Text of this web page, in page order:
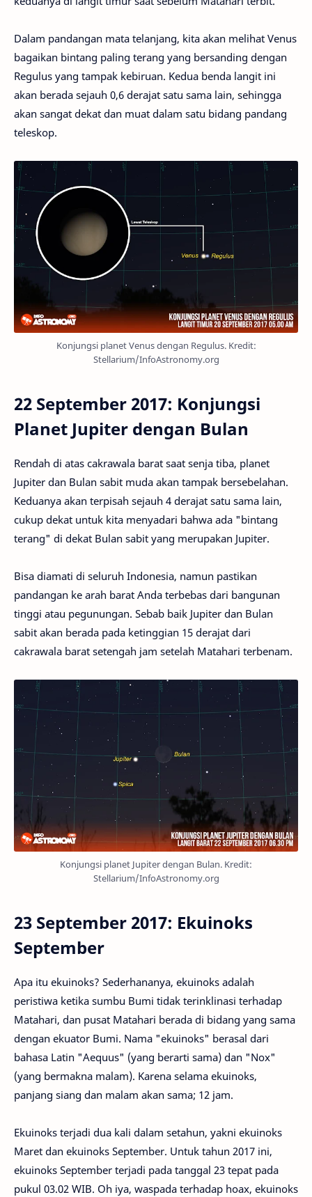
Dalam pandangan mata telanjang, kita akan melihat Venus
bagaikan bintang paling terang yang bersanding dengan
Regulus yang tampak kebiruan. Kedua benda langit ini
akan berada sejauh 0,6 derajat satu sama lain, sehingga
akan sangat dekat dan muat dalam satu bidang pandang
teleskop.
Konjungsi planet Venus dengan Regulus. Kredit:
Stellarium/InfoAstronomy.org
22 September 2017: Konjungsi
Planet Jupiter dengan Bulan
Rendah di atas cakrawala barat saat senja tiba, planet
Jupiter dan Bulan sabit muda akan tampak bersebelahan.
Keduanya akan terpisah sejauh 4 derajat satu sama lain,
cukup dekat untuk kita menyadari bahwa ada "bintang
terang" di dekat Bulan sabit yang merupakan Jupiter.
Bisa diamati di seluruh Indonesia, namun pastikan
pandangan ke arah barat Anda terbebas dari bangunan
tinggi atau pegunungan. Sebab baik Jupiter dan Bulan
sabit akan berada pada ketinggian 15 derajat dari
cakrawala barat setengah jam setelah Matahari terbenam.
Konjungsi planet Jupiter dengan Bulan. Kredit:
Stellarium/InfoAstronomy.org
23 September 2017: Ekuinoks
September
Apa itu ekuinoks? Sederhananya, ekuinoks adalah
peristiwa ketika sumbu Bumi tidak terinklinasi terhadap
Matahari, dan pusat Matahari berada di bidang yang sama
dengan ekuator Bumi. Nama "ekuinoks" berasal dari
bahasa Latin "Aequus" (yang berarti sama) dan "Nox"
(yang bermakna malam). Karena selama ekuinoks,
panjang siang dan malam akan sama; 12 jam.
Ekuinoks terjadi dua kali dalam setahun, yakni ekuinoks
Maret dan ekuinoks September. Untuk tahun 2017 ini,
ekuinoks September terjadi pada tanggal 23 tepat pada
pukul 03.02 WIB. Oh iya, waspada terhadap hoax, ekuinoks